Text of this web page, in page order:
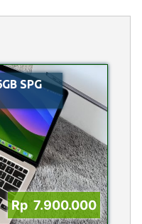
SPG
Rp 7.900.000